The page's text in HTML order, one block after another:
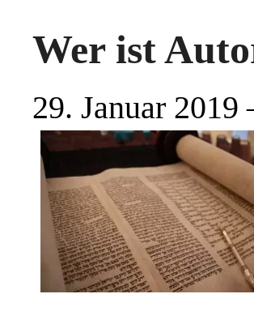
Wer ist
29. Januar 2019